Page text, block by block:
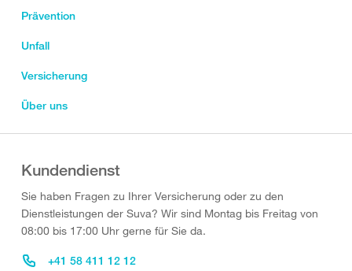
Prävention
Unfall
Versicherung
Über uns
Kundendienst
Sie haben Fragen zu Ihrer Versicherung oder zu den
Dienstleistungen der Suva? Wir sind Montag bis Freitag von
08:00 bis 17:00 Uhr gerne für Sie da.
+41 58 411 12 12